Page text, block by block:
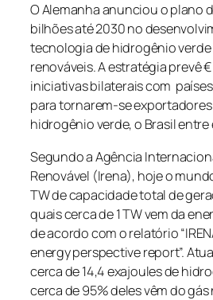
O Alemanha anunciou o plano
bilhões até 2030 no
tecnologia de hidrogênio
renováveis. A estratégia prevê
iniciativas bilaterais com
para tornarem-se
hidrogênioverde, o Brasil entre
Segundo a Agência
Renovável (Irena), hoje o
TW de capacidade total de
quais cerca de 1 TW vem da
de acordo com o relatório
energy perspective report”.
cerca de 14,4 exajoules de
cerca de 95% deles vêm do